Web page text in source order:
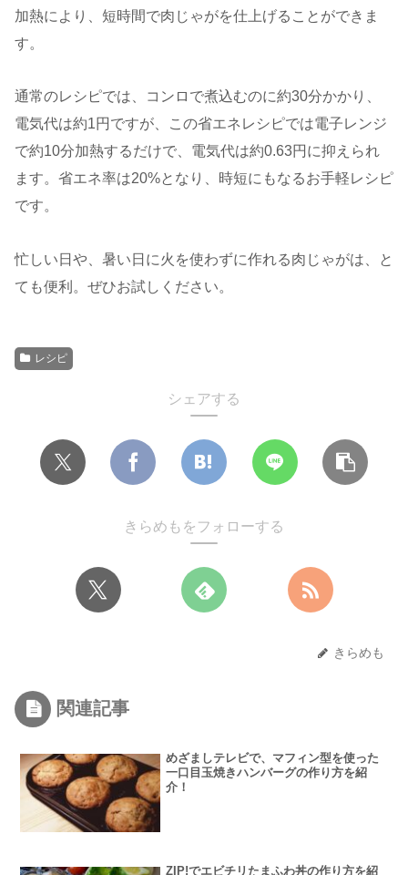
加熱により、短時間で肉じゃがを仕上げることができま
す。
通常のレシピでは、コンロで煮込むのに約30分かかり、
電気代は約1円ですが、この省エネレシピでは電子レンジ
で約10分加熱するだけで、電気代は約0.63円に抑えられ
ます。省エネ率は20%となり、時短にもなるお手軽レシピ
です。
忙しい日や、暑い日に火を使わずに作れる肉じゃがは、と
ても便利。ぜひお試しください。
レシピ
シェアする
きらめもをフォローする
きらめも
関連記事
めざましテレビで、マフィン型を使った
一口目玉焼きハンバーグの作り方を紹
介！
ZIP!でエビチリたまふわ丼の作り方を紹